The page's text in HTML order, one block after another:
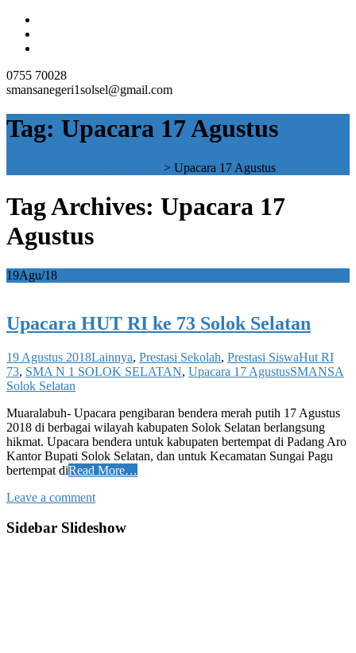
0755 70028
smansanegeri1solsel@gmail.com
Tag: Upacara 17 Agustus
> Upacara 17 Agustus
Tag Archives: Upacara 17
Agustus
19Agu/18
Upacara HUT RI ke 73 Solok Selatan
19 Agustus 2018Lainnya, Prestasi Sekolah, Prestasi SiswaHut RI
73, SMA N 1 SOLOK SELATAN, Upacara 17 AgustusSMANSA
Solok Selatan
Muaralabuh- Upacara pengibaran bendera merah putih 17 Agustus
2018 di berbagai wilayah kabupaten Solok Selatan berlangsung
hikmat. Upacara bendera untuk kabupaten bertempat di Padang Aro
Kantor Bupati Solok Selatan, dan untuk Kecamatan Sungai Pagu
bertempat diRead More…
Leave a comment
Sidebar Slideshow